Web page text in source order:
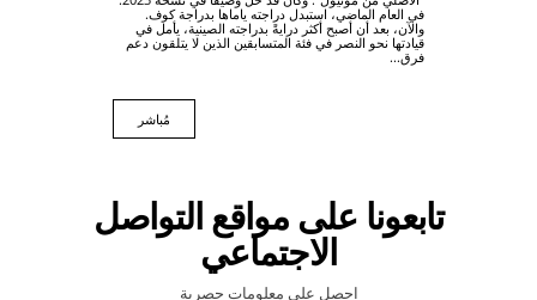
في العام الماضي، استبدل دراجته ياماها بدراجة كوف.
والآن، بعد أن أصبح أكثر درايةً بدراجته الصينية، يأمل في
قيادتها نحو النصر في فئة المتسابقين الذين لا يتلقون دعم
فرق...
مُباشر
تابعونا على مواقع التواصل
الاجتماعي
احصل على معلومات حصرية